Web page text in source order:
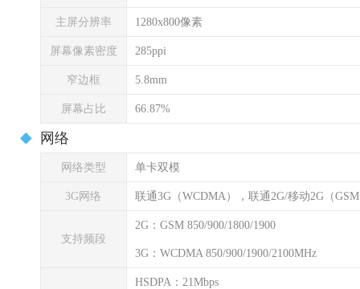
主屏分辨率 1280x800像素
屏幕像素密度 285ppi
窄边框 5.8mm
屏幕占比 66.87%
网络
网络类型 单卡双模
3G网络 联通3G（WCDMA），联通2G/移动2G（
支持频段
2G：GSM 850/900/1800/1900
3G：WCDMA 850/900/1900/2100MHz
HSDPA：21Mbps